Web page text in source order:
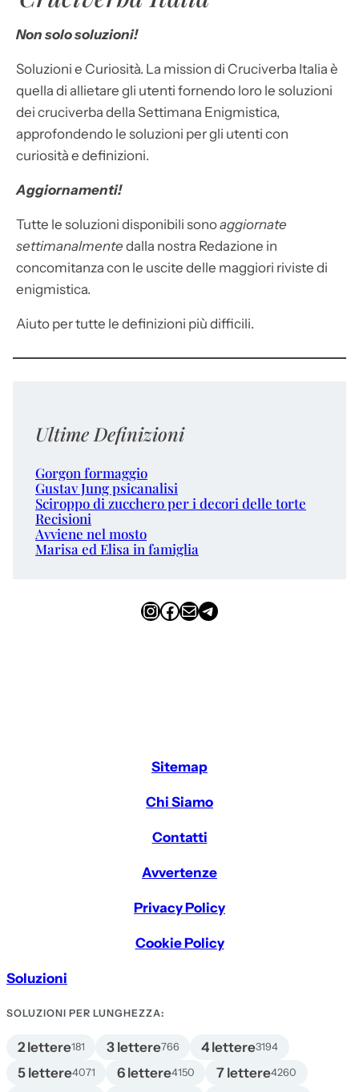
Non solo soluzioni!
Soluzioni e Curiosità. La mission di Cruciverba Italia è
quella di allietare gli utenti fornendo loro le soluzioni
dei cruciverba della Settimana Enigmistica,
approfondendo le soluzioni per gli utenti con
curiosità e definizioni.
Aggiornamenti!
Tutte le soluzioni disponibili sonoaggiornate
settimanalmente dalla nostra Redazione in
concomitanza con le uscite delle maggiori riviste di
enigmistica.
Aiuto per tutte le definizioni più difficili.
Ultime Definizioni
Gorgon formaggio
Gustav Jung psicanalisi
Sciroppo di zucchero per i decori delle torte
Recisioni
Avviene nel mosto
Marisa ed Elisa in famiglia
InstagramFacebook Email Telegram
Sitemap
Chi Siamo
Contatti
Avvertenze
Privacy Policy
Cookie Policy
Soluzioni
SOLUZIONI PER LUNGHEZZA:
2 lettere181 3 lettere766 4 lettere3194
5 lettere4071 6 lettere4150 7 lettere4260